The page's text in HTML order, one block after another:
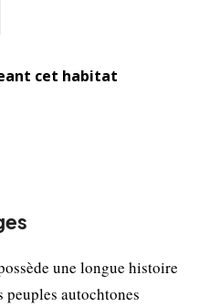
cet habitat
une longue histoire
peuples autochtones